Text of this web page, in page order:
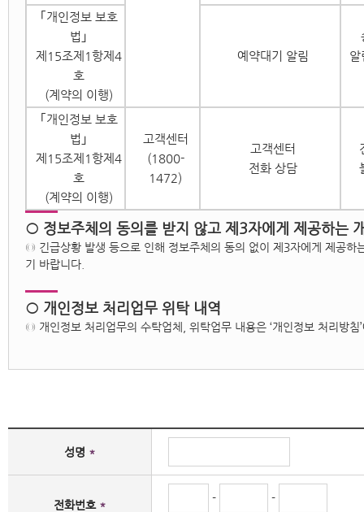
｢개인정보 보호
법｣
제15조제1항제4
호
(계약의 이행)
예약대기 알림
알
｢개인정보 보호
법｣
제15조제1항제4
호
(계약의 이행)
고객센터
(1800-
1472)
고객센터
전화 상담
○ 정보주체의 동의를 받지 않고 제3자에게 제공하는
◎ 긴급상황 발생 등으로 인해 정보주체의 동의 없이 제3자에게 제공하
기 바랍니다.
○ 개인정보 처리업무 위탁 내역
◎ 개인정보 처리업무의 수탁업체, 위탁업무 내용은 ‘개인정보 처리방침
성명
전화번호
-
-